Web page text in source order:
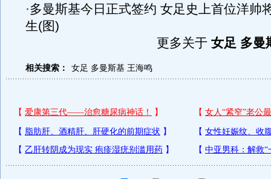
·多曼斯基今日正式签约 女足史上首位洋帅
生(图)
更多关于 女足 多曼
相关搜索： 女足 多曼斯基 王海鸣